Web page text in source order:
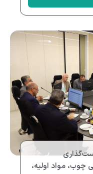
مواد اولیه،